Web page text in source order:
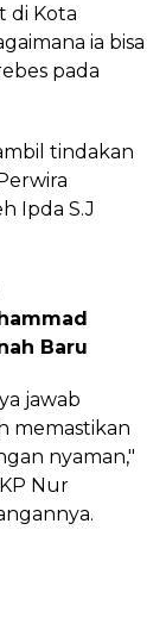
di Kota
ia bisa
pada
tindakan
Ipda S.J
Baru
jawab
memastikan
nyaman,"
Nur